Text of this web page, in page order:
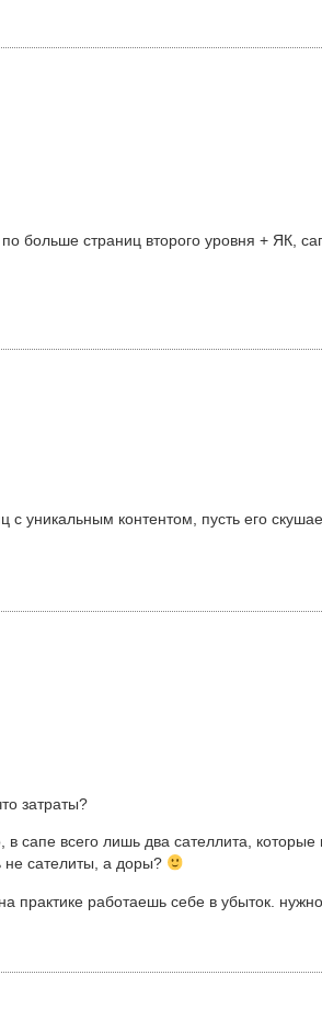
больше страниц второго уровня + ЯК,
с уникальным контентом, пусть его
затраты?
в сапе всего лишь два сателлита,
не сателиты, а доры?
практике работаешь себе в убыток.